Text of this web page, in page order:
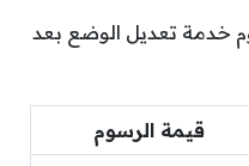
خدمة تعديل الوضع بعد
قيمة الرسوم